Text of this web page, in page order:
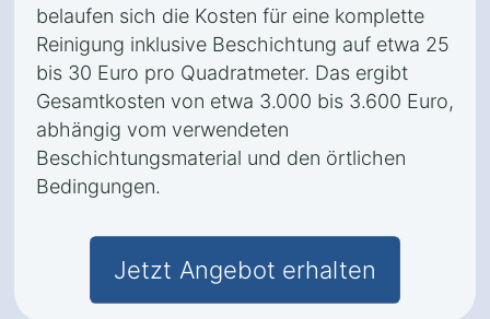
belaufen sich die Kosten für eine komplette
Reinigung inklusive Beschichtung auf etwa 25
bis 30 Euro pro Quadratmeter. Das ergibt
Gesamtkosten von etwa 3.000 bis 3.600 Euro,
abhängig vom verwendeten
Beschichtungsmaterial und den örtlichen
Bedingungen.
Jetzt Angebot erhalten